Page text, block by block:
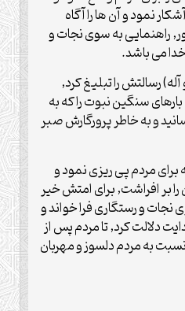
نمود و آن ها را آگاه
راهنمايى به سوى نجات و
مى باشد.
رسالتش را تبليغ كرد,
سنگين نبوت را كه به
و به خاطر پرورگارش صبر
براى مردم پى ريزى نمود و
بر افراشت, براى امتش خير
نجات و رستگارى فرا خواند و
دلالت كرد, تا مردم پس از
به مردم دلسوز و مهربان